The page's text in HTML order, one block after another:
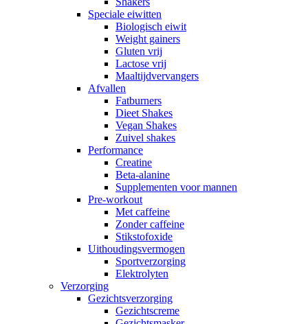
Speciale eiwitten
Biologisch eiwit
Weight gainers
Gluten vrij
Lactose vrij
Maaltijdvervangers
Afvallen
Fatburners
Dieet Shakes
Vegan Shakes
Zuivel shakes
Performance
Creatine
Beta-alanine
Supplementen voor mannen
Pre-workout
Met caffeine
Zonder caffeine
Stikstofoxide
Uithoudingsvermogen
Sportverzorging
Elektrolyten
Verzorging
Gezichtsverzorging
Gezichtscreme